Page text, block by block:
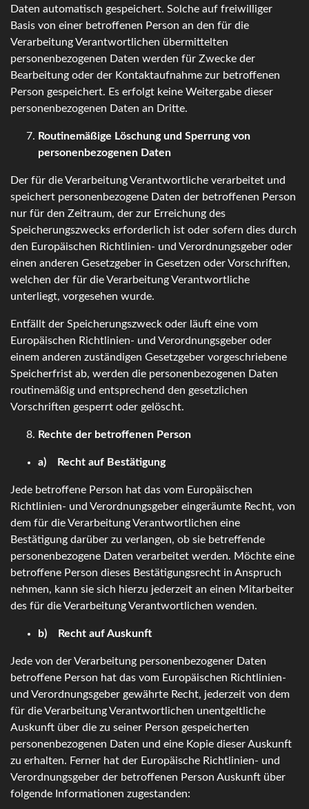
Daten automatisch gespeichert. Solche auf freiwilliger
Basis von einer betroffenen Person an den für die
Verarbeitung Verantwortlichen übermittelten
personenbezogenen Daten werden für Zwecke der
Bearbeitung oder der Kontaktaufnahme zur betroffenen
Person gespeichert. Es erfolgt keine Weitergabe dieser
personenbezogenen Daten an Dritte.
Routinemäßige Löschung und Sperrung von
personenbezogenen Daten
Der für die Verarbeitung Verantwortliche verarbeitet und
speichert personenbezogene Daten der betroffenen Person
nur für den Zeitraum, der zur Erreichung des
Speicherungszwecks erforderlich ist oder sofern dies durch
den Europäischen Richtlinien- und Verordnungsgeber oder
einen anderen Gesetzgeber in Gesetzen oder Vorschriften,
welchen der für die Verarbeitung Verantwortliche
unterliegt, vorgesehen wurde.
Entfällt der Speicherungszweck oder läuft eine vom
Europäischen Richtlinien- und Verordnungsgeber oder
einem anderen zuständigen Gesetzgeber vorgeschriebene
Speicherfrist ab, werden die personenbezogenen Daten
routinemäßig und entsprechend den gesetzlichen
Vorschriften gesperrt oder gelöscht.
Rechte der betroffenen Person
a) Recht auf Bestätigung
Jede betroffene Person hat das vom Europäischen
Richtlinien- und Verordnungsgeber eingeräumte Recht, von
dem für die Verarbeitung Verantwortlichen eine
Bestätigung darüber zu verlangen, ob sie betreffende
personenbezogene Daten verarbeitet werden. Möchte eine
betroffene Person dieses Bestätigungsrecht in Anspruch
nehmen, kann sie sich hierzu jederzeit an einen Mitarbeiter
des für die Verarbeitung Verantwortlichen wenden.
b) Recht auf Auskunft
Jede von der Verarbeitung personenbezogener Daten
betroffene Person hat das vom Europäischen Richtlinien-
und Verordnungsgeber gewährte Recht, jederzeit von dem
für die Verarbeitung Verantwortlichen unentgeltliche
Auskunft über die zu seiner Person gespeicherten
personenbezogenen Daten und eine Kopie dieser Auskunft
zu erhalten. Ferner hat der Europäische Richtlinien- und
Verordnungsgeber der betroffenen Person Auskunft über
folgende Informationen zugestanden: